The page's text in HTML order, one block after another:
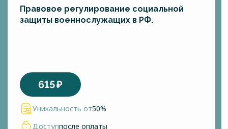
Правовое регулирование социальной
защиты военнослужащих в РФ.
615₽
Уникальность от50%
Доступпосле оплаты